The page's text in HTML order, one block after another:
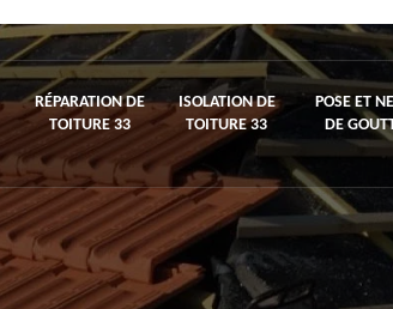
RÉPARATION DE
TOITURE 33
ISOLATION DE
TOITURE 33
POSE ET
DE